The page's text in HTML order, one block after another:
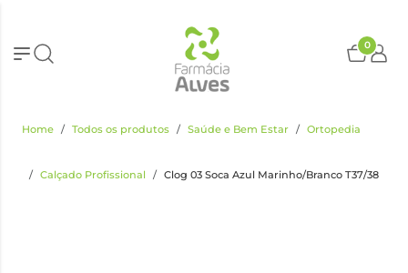
0
Home Todos os produtos Saúde e Bem Estar Ortopedia
Calçado Profissional Clog 03 Soca Azul Marinho/Branco T37/38